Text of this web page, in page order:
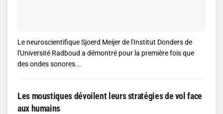
Le neuroscientifique Sjoerd Meijer de l'Institut Donders de
l'Université Radboud a démontré pour la première fois que
des ondes sonores...
Les moustiques dévoilent leurs stratégies de vol face
aux humains